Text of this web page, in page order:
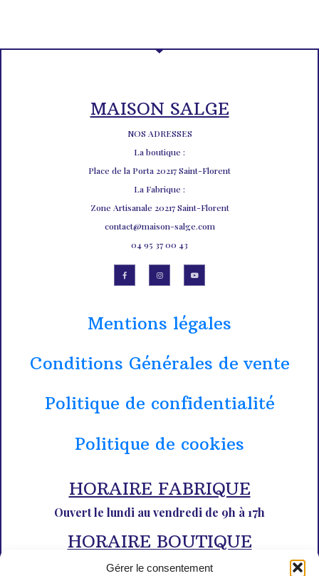
Gérer le consentement
MAISON SALGE
NOS ADRESSES
La boutique :
Place de la Porta 20217 Saint-Florent
La Fabrique :
Zone Artisanale 20217 Saint-Florent
contact@maison-salge.com
04 95 37 00 43
Mentions légales
Conditions Générales de vente
Politique de confidentialité
Politique de cookies
HORAIRE FABRIQUE
Ouvert le lundi au vendredi de 9h à 17h
HORAIRE BOUTIQUE
Du lundi au dimanche de 10h à 12h30 et de 14h30 à 18h30